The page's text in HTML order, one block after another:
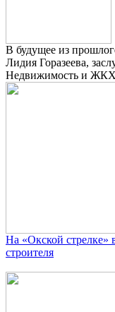
В будущее из
Лидия Горазеева,
Недвижимость и
На «Окской стрелке»
строителя